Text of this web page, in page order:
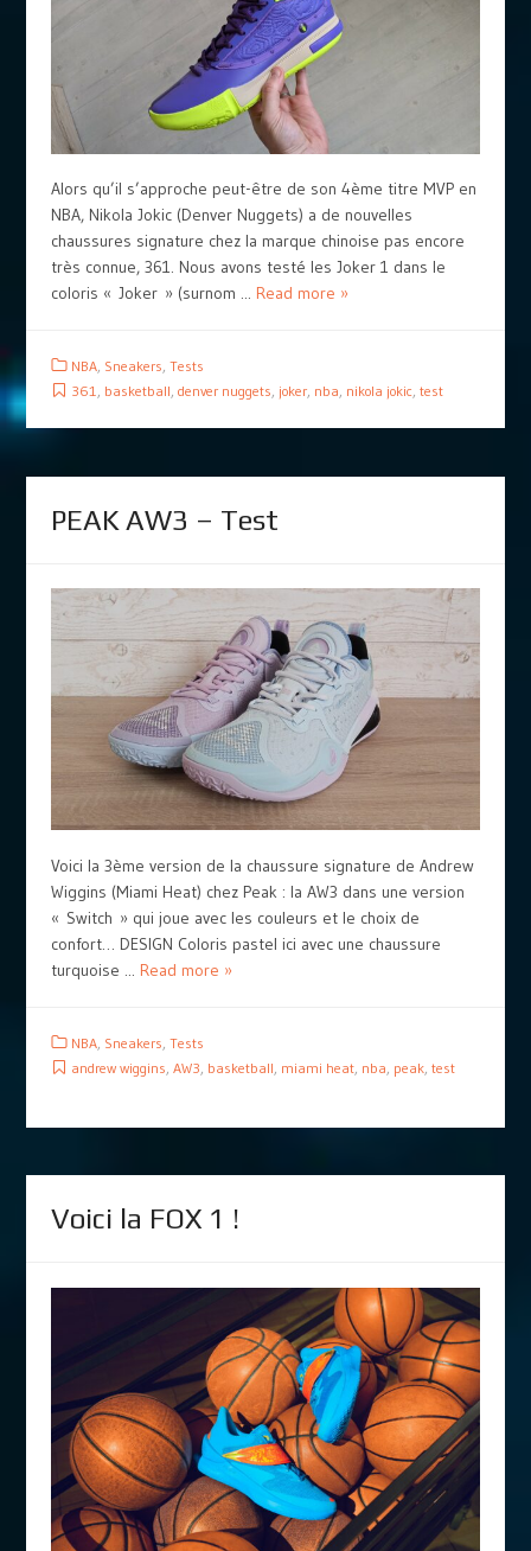
Alors qu’il s’approche peut-être de son 4ème titre MVP en
NBA, Nikola Jokic (Denver Nuggets) a de nouvelles
chaussures signature chez la marque chinoise pas encore
très connue, 361. Nous avons testé les Joker 1 dans le
coloris « Joker » (surnom ... Read more »
NBA, Sneakers, Tests
361, basketball, denver nuggets, joker, nba, nikola jokic, test
PEAK AW3 – Test
Voici la 3ème version de la chaussure signature de Andrew
Wiggins (Miami Heat) chez Peak : la AW3 dans une version
« Switch » qui joue avec les couleurs et le choix de
confort… DESIGN Coloris pastel ici avec une chaussure
turquoise ... Read more »
NBA, Sneakers Tests
andrew wiggins AW3 basketball miami heat, nba peak, test
Voici la FOX 1 !